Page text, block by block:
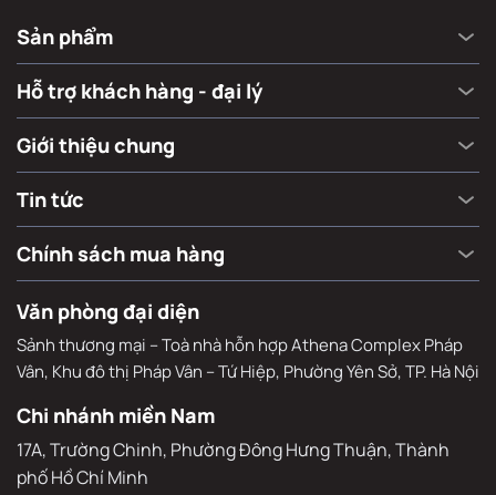
Sản phẩm
Hỗ trợ khách hàng - đại lý
Giới thiệu chung
Tin tức
Chính sách mua hàng
Văn phòng đại diện
Sảnh thương mại – Toà nhà hỗn hợp Athena Complex Pháp
Vân, Khu đô thị Pháp Vân – Tứ Hiệp, Phường Yên Sở, TP. Hà Nội
Chi nhánh miền Nam
17A, Trường Chinh, Phường Đông Hưng Thuận, Thành
phố Hồ Chí Minh